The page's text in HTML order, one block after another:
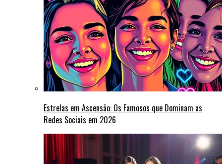
Estrelas em Ascensão: Os Famosos que Dominam as
Redes Sociais em 2026